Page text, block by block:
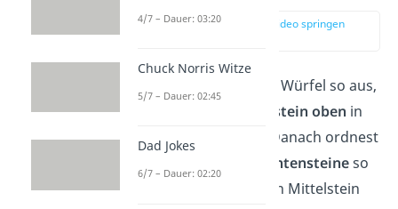
zur Stelle im Video springen
Zuerst richtest du den Würfel so aus,
gelbe Mittelstein oben in
der ersten Ebene ist. Danach ordnest
vier weißen Kantensteineso
an, dass sie den gelben Mittelstein
4/7 – Dauer: 03:20
Chuck Norris Witze
5/7 – Dauer: 02:45
Dad Jokes
6/7 – Dauer: 02:20